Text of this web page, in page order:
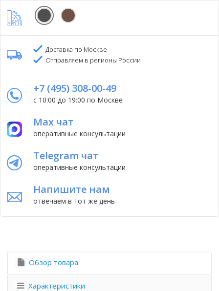
Доставка по Москве
Отправляем в регионы России
+7 (495) 308-00-49
с 10:00 до 19:00 по Москве
Max чат
оперативные консультации
Telegram чат
оперативные консультации
Напишите нам
отвечаем в тот же день
Обзор товара
Характеристики